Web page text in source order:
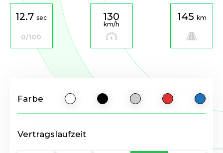
Farbe
Vertragslaufzeit
12.7sec
0/100
130
km/h
145 km